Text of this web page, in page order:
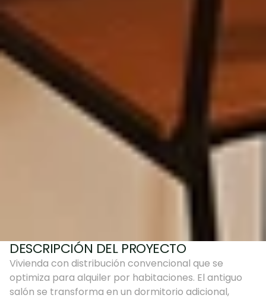
DESCRIPCIÓN DEL PROYECTO
Vivienda con distribución convencional que se
optimiza para alquiler por habitaciones. El antiguo
salón se transforma en un dormitorio adicional,